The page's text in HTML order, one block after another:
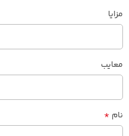
مزایا
معایب
نام *